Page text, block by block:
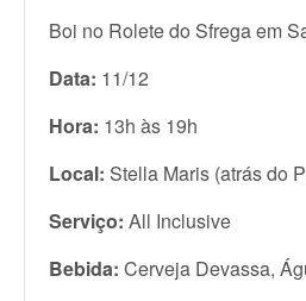
Boi no Rolete do Sfrega em
Data: 11/12
Hora: 13h às 19h
Local: Stella Maris (atrás do
Serviço: All Inclusive
Bebida: Cerveja Devassa,